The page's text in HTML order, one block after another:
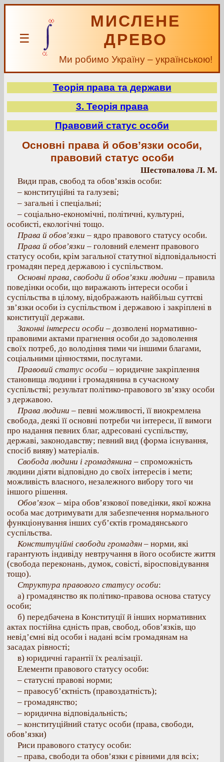
☰
МИСЛЕНЕ
ДРЕВО
Ми робимо Україну – українською!
Теорія права та держави
3. Теорія права
Правовий статус особи
Основні права й обов’язки особи,
правовий статус особи
Шестопалова Л. М.
Види прав, свобод та обов’язків особи:
– конституційні та галузеві;
– загальні і спеціальні;
– соціально-економічні, політичні, культурні,
особисті, екологічні тощо.
Права й обов’язки – ядро правового статусу особи.
Права й обов’язки – головний елемент правового
статусу особи, крім загальної статутної відповідальності
громадян перед державою і суспільством.
Основні права, свободи й обов’язки людини – правила
поведінки особи, що виражають інтереси особи і
суспільства в цілому, відображають найбільш суттєві
зв’язки особи із суспільством і державою і закріплені в
конституції держави.
Законні інтереси особи – дозволені нормативно-
правовими актами прагнення особи до задоволення
своїх потреб, до володіння тими чи іншими благами,
соціальними цінностями, послугами.
Правовий статус особи – юридичне закріплення
становища людини і громадянина в сучасному
суспільстві; результат політико-правового зв’язку особи
з державою.
Права людини – певні можливості, її виокремлена
свобода, деякі її основні потреби чи інтереси, її вимоги
про надання певних благ, адресовані суспільству,
державі, законодавству; певний вид (форма існування,
спосіб вияву) матеріалів.
Свобода людини і громадянина – спроможність
людини діяти відповідно до своїх інтересів і мети;
можливість власного, незалежного вибору того чи
іншого рішення.
Обов’язок – міра обов’язкової поведінки, якої кожна
особа має дотримувати для забезпечення нормального
функціонування інших суб’єктів громадянського
суспільства.
Конституційні свободи громадян – норми, які
гарантують індивіду невтручання в його особисте життя
(свобода переконань, думок, совісті, віросповідування
тощо).
Структура правового статусу особи:
а) громадянство як політико-правова основа статусу
особи;
б) передбачена в Конституції й інших нормативних
актах постійна єдність прав, свобод, обов’язків, що
невід’ємні від особи і надані всім громадянам на
засадах рівності;
в) юридичні гарантії їх реалізації.
Елементи правового статусу особи:
– статусні правові норми;
– правосуб’єктність (правоздатність);
– громадянство;
– юридична відповідальність;
– конституційний статус особи (права, свободи,
обов’язки)
Риси правового статусу особи:
– права, свободи та обов’язки є рівними для всіх;